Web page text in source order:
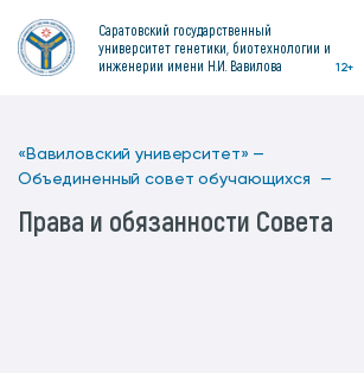
Саратовский государственный
университет генетики, биотехнологии и
инженерии имени Н.И. Вавилова
12+
«Вавиловский университет» —
Объединенный совет обучающихся —
Права и обязанности Совета